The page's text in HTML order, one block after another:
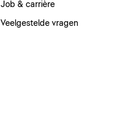
Job & carrière
Veelgestelde vragen